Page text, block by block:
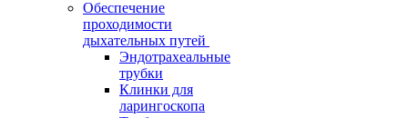
Обеспечение
проходимости
дыхательных путей
Эндотрахеальные
трубки
Клинки для
ларингоскопа